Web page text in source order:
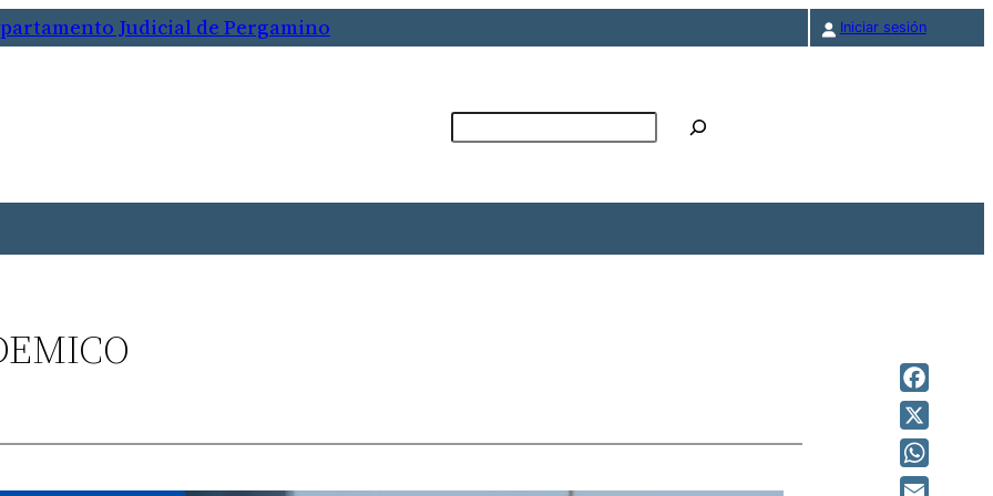
Judicial de Pergamino Iniciar sesión
Facebook
X